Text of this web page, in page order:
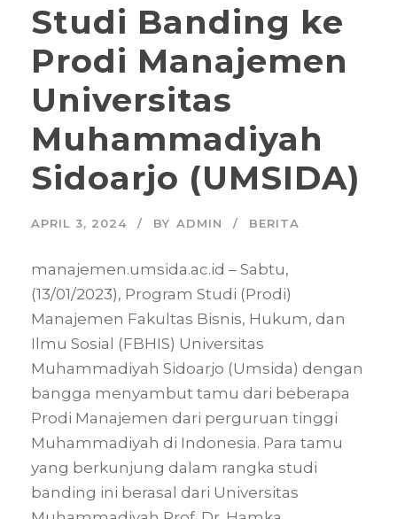
Studi Banding ke
Prodi Manajemen
Universitas
Muhammadiyah
Sidoarjo (UMSIDA)
APRIL 3, 2024 BY ADMIN BERITA
manajemen.umsida.ac.id – Sabtu,
(13/01/2023), Program Studi (Prodi)
Manajemen Fakultas Bisnis, Hukum, dan
Ilmu Sosial (FBHIS) Universitas
Muhammadiyah Sidoarjo (Umsida) dengan
bangga menyambut tamu dari beberapa
Prodi Manajemen dari perguruan tinggi
Muhammadiyah di Indonesia. Para tamu
yang berkunjung dalam rangka studi
banding ini berasal dari Universitas